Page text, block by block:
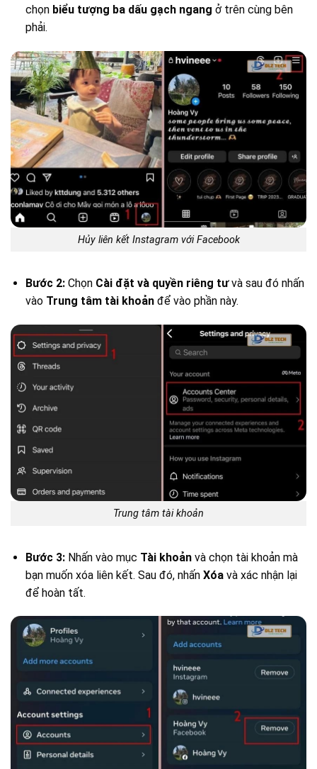
chọn biểu tượng ba dấu gạch ngang ở trên cùng bên
phải.
Hủy liên kết Instagram với Facebook
Bước 2:Chọn Cài đặt và quyền riêng tưvà sau đó nhấn
vào Trung tâm tài khoảnđể vào phần này.
Trung tâm tài khoản
Bước 3:Nhấn vào mục Tài khoảnvà chọn tài khoản mà
bạn muốn xóa liên kết. Sau đó, nhấn Xóavà xác nhận lại
để hoàn tất.